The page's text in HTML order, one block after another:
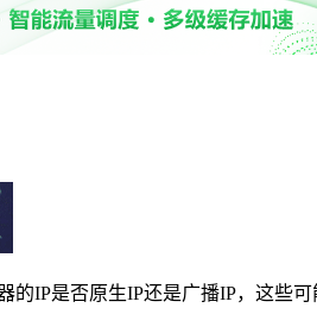
IP是否原生IP还是广播IP，这些